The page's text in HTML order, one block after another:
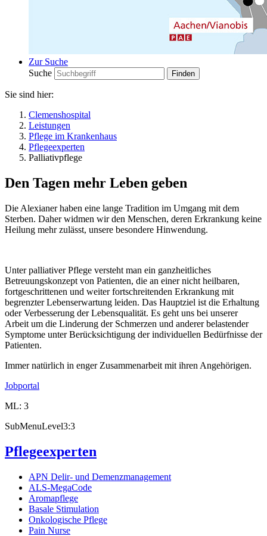
Zur Suche
Suche
Sie sind hier:
Clemenshospital
Leistungen
Pflege im Krankenhaus
Pflegeexperten
Palliativpflege
Den Tagen mehr Leben geben
Die Alexianer haben eine lange Tradition im Umgang mit dem
Sterben. Daher widmen wir den Menschen, deren Erkrankung keine
Heilung mehr zulässt, unsere besondere Hinwendung.
Unter palliativer Pflege versteht man ein ganzheitliches
Betreuungskonzept von Patienten, die an einer nicht heilbaren,
fortgeschrittenen und weiter fortschreitenden Erkrankung mit
begrenzter Lebenserwartung leiden. Das Hauptziel ist die Erhaltung
oder Verbesserung der Lebensqualität. Es geht uns bei unserer
Arbeit um die Linderung der Schmerzen und anderer belastender
Symptome unter Berücksichtigung der individuellen Bedürfnisse der
Patienten.
Immer natürlich in enger Zusammenarbeit mit ihren Angehörigen.
Jobportal
ML: 3
SubMenuLevel3:3
Pflegeexperten
APN Delir- und Demenzmanagement
ALS-MegaCode
Aromapflege
Basale Stimulation
Onkologische Pflege
Pain Nurse